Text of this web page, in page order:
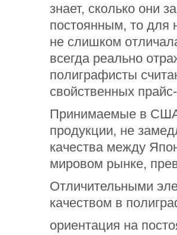
знает, сколько они
постоянным, то для
не слишком
всегда реально
полиграфисты
свойственных
Принимаемые в
продукции, не
качества между
мировом рынке,
Отличительными
качеством в
ориентация на